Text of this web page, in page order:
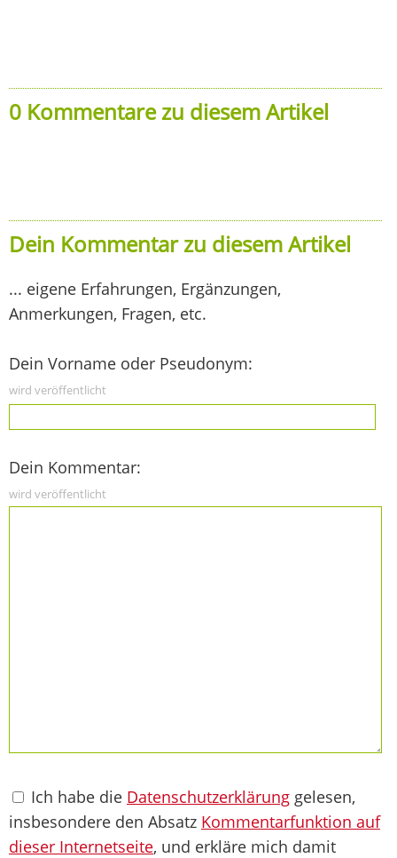
0 Kommentare zu diesem Artikel
Dein Kommentar zu diesem Artikel
... eigene Erfahrungen, Ergänzungen,
Anmerkungen, Fragen, etc.
Dein Vorname oder Pseudonym:
wird veröffentlicht
Dein Kommentar:
wird veröffentlicht
Ich habe die Datenschutzerklärung gelesen,
insbesondere den Absatz Kommentarfunktion auf
dieser Internetseite, und erkläre mich damit